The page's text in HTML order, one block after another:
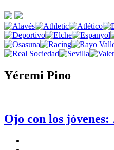
Yéremi Pino
Ojo con los jóvenes: